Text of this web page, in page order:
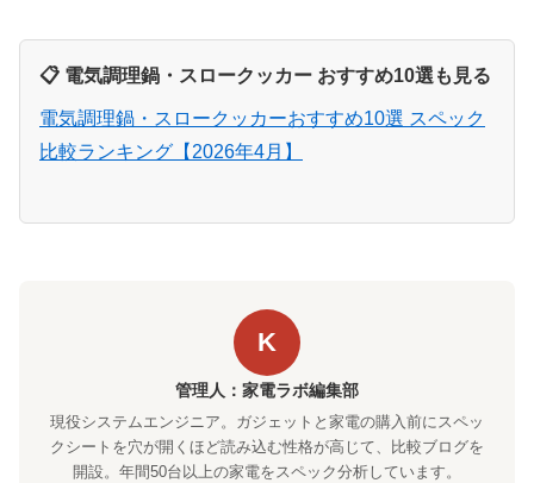
📋 電気調理鍋・スロークッカー おすすめ10選も見る
電気調理鍋・スロークッカーおすすめ10選 スペック
比較ランキング【2026年4月】
K
管理人：家電ラボ編集部
現役システムエンジニア。ガジェットと家電の購入前にスペッ
クシートを穴が開くほど読み込む性格が高じて、比較ブログを
開設。年間50台以上の家電をスペック分析しています。